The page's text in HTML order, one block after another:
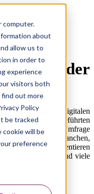
computer.
about
allow us to
in order to
experience
visitors both
out more
Policy
be tracked
cookie will be
preference
2024 -
in der
Report" zur digitalen
Jahren durchgeführten
dient jeweils eine Umfrage
Branchen,
repräsentieren
Scrum Master und viele